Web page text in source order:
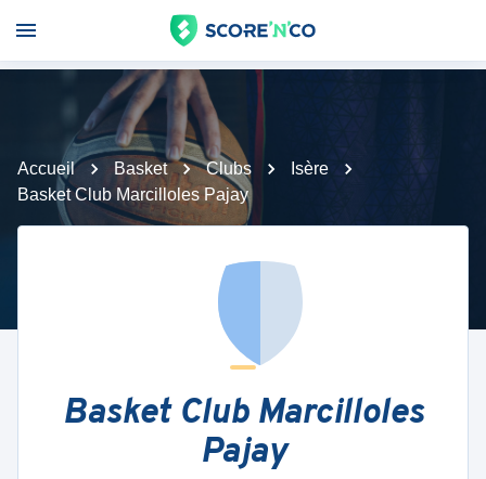
Accueil Basket Clubs
Isère
Basket Club Marcilloles Pajay
Basket Club Marcilloles
Pajay